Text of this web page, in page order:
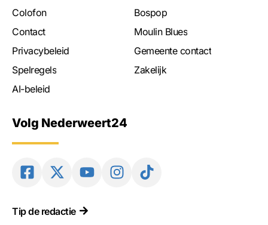
Colofon
Contact
Privacybeleid
Spelregels
AI-beleid
Bospop
Moulin Blues
Gemeente contact
Zakelijk
Volg Nederweert24
Tip de redactie